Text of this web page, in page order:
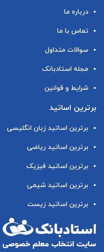
درباره ما
تماس با ما
سوالات متداول
مجله استادبانک
شرایط و قوانین
برترین اساتید
برترین اساتید زبان انگلیسی
برترین اساتید ریاضی
برترین اساتید فیزیک
برترین اساتید شیمی
برترین اساتید زیست